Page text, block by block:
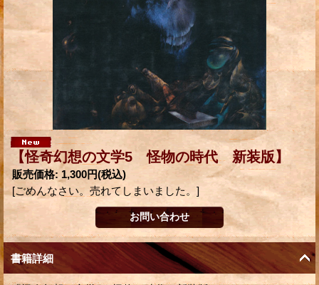
【怪奇幻想の文学5 怪物の時代 新装版】
販売価格: 1,300円(税込)
[ごめんなさい。売れてしまいました。]
書籍詳細